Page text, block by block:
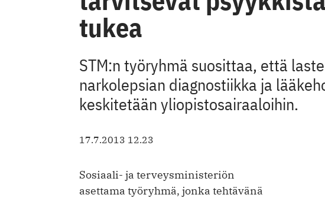
tukea
STM:n työryhmä suosittaa, että
narkolepsian diagnostiikka ja
keskitetään yliopistosairaaloihin.
17.7.2013 12.23
Sosiaali- ja terveysministeriön
asettama työryhmä, jonka tehtävänä